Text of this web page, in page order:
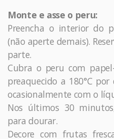
Monte e asse o peru:
Preencha o interior do
(não aperte demais).
parte.
Cubra o peru com
preaquecido a 180°C
ocasionalmente com o
Nos últimos 30
para dourar.
Decore com frutas